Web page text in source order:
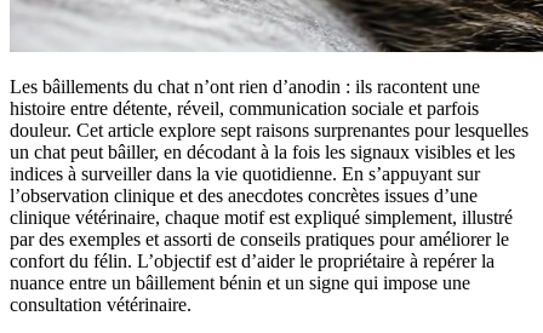
Les bâillements du chat n’ont rien d’anodin : ils racontent une
histoire entre détente, réveil, communication sociale et parfois
douleur. Cet article explore sept raisons surprenantes pour lesquelles
un chat peut bâiller, en décodant à la fois les signaux visibles et les
indices à surveiller dans la vie quotidienne. En s’appuyant sur
l’observation clinique et des anecdotes concrètes issues d’une
clinique vétérinaire, chaque motif est expliqué simplement, illustré
par des exemples et assorti de conseils pratiques pour améliorer le
confort du félin. L’objectif est d’aider le propriétaire à repérer la
nuance entre un bâillement bénin et un signe qui impose une
consultation vétérinaire.